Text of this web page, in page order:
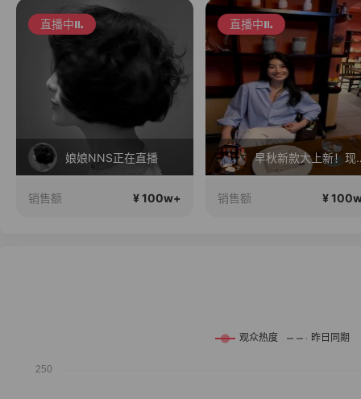
直播中
娘娘NNS正在直播
销售额 ¥ 100w+
直播中
早秋新
销售额 ¥